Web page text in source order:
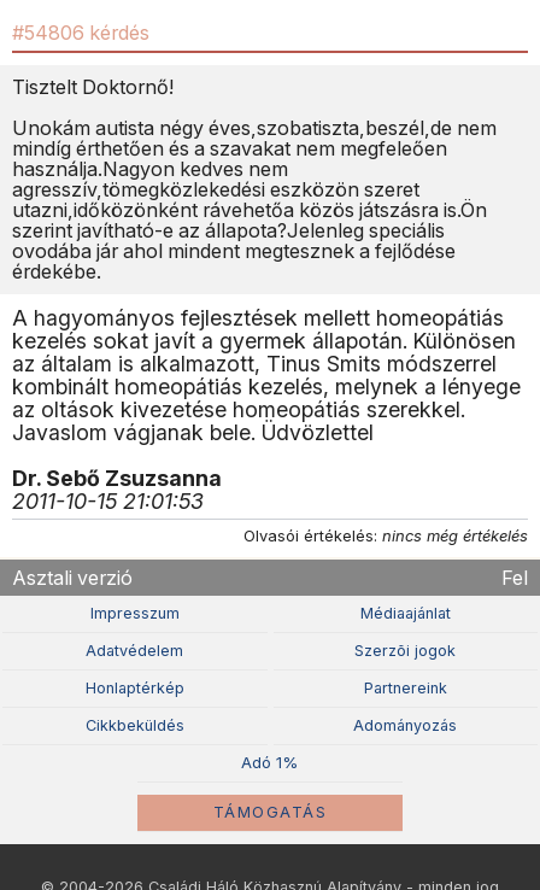
#54806 kérdés
Tisztelt Doktornő!
Unokám autista négy éves,szobatiszta,beszél,de nem
mindíg érthetően és a szavakat nem megfeleően
használja.Nagyon kedves nem
agresszív,tömegközlekedési eszközön szeret
utazni,időközönként rávehetőa közös játszásra is.Ön
szerint javítható-e az állapota?Jelenleg speciális
ovodába jár ahol mindent megtesznek a fejlődése
érdekébe.
A hagyományos fejlesztések mellett homeopátiás
kezelés sokat javít a gyermek állapotán. Különösen
az általam is alkalmazott, Tinus Smits módszerrel
kombinált homeopátiás kezelés, melynek a lényege
az oltások kivezetése homeopátiás szerekkel.
Javaslom vágjanak bele. Üdvözlettel
Dr. Sebő Zsuzsanna
2011-10-15 21:01:53
Olvasói értékelés: nincs még értékelés
Asztali verzió Fel
Impresszum Médiaajánlat
Adatvédelem Szerzõi jogok
Honlaptérkép Partnereink
Cikkbeküldés Adományozás
Adó 1%
TÁMOGATÁS